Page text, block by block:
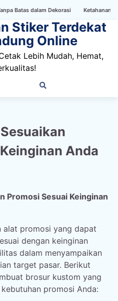
dalam Dekorasi Ketahanan Stiker
Stiker Terdekat
Online
Lebih Mudah, Hemat,
Anda
Promosi Sesuai Keinginan
alat promosi yang dapat
dengan keinginan
dalam menyampaikan
target pasar. Berikut
brosur kustom yang
promosi Anda: